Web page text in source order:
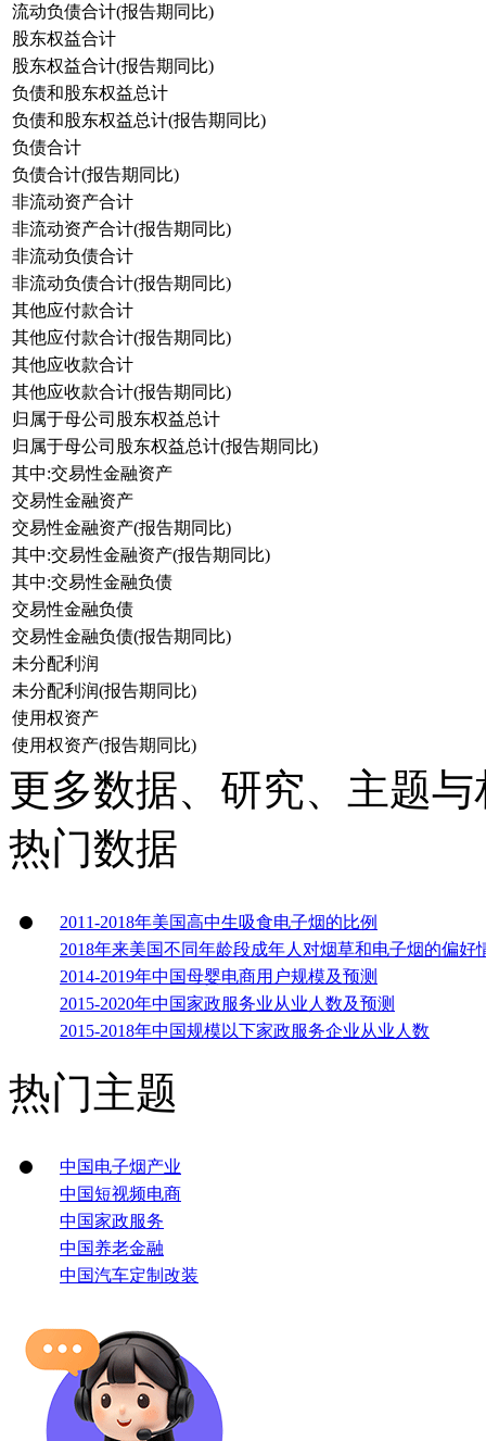
流动负债合计(报告期同比)
股东权益合计
股东权益合计(报告期同比)
负债和股东权益总计
负债和股东权益总计(报告期同比)
负债合计
负债合计(报告期同比)
非流动资产合计
非流动资产合计(报告期同比)
非流动负债合计
非流动负债合计(报告期同比)
其他应付款合计
其他应付款合计(报告期同比)
其他应收款合计
其他应收款合计(报告期同比)
归属于母公司股东权益总计
归属于母公司股东权益总计(报告期同比)
其中:交易性金融资产
交易性金融资产
交易性金融资产(报告期同比)
其中:交易性金融资产(报告期同比)
其中:交易性金融负债
交易性金融负债
交易性金融负债(报告期同比)
未分配利润
未分配利润(报告期同比)
使用权资产
使用权资产(报告期同比)
更多数据、研究、主题
热门数据
2011-2018年美国高中生吸食电子烟的比例
2018年来美国不同年龄段成年人对烟草和电子烟的偏好
2014-2019年中国母婴电商用户规模及预测
2015-2020年中国家政服务业从业人数及预测
2015-2018年中国规模以下家政服务企业从业人数
热门主题
中国电子烟产业
中国短视频电商
中国家政服务
中国养老金融
中国汽车定制改装